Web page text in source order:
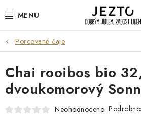
na
DÁRKOVÉ SADY
TRVANLIVÉ
DROGERIE A KOSMETIKA
Porcované čaje
Chai rooibos bio
dvoukomorový
Neohodnoceno